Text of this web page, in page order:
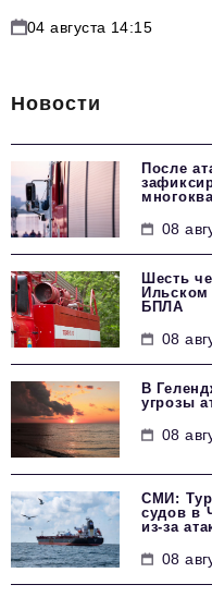
04 августа 14:15
Новости
После
08
Шесть
Ильском
БПЛА
08
В
угрозы
08
СМИ:
судов в
из-за
08